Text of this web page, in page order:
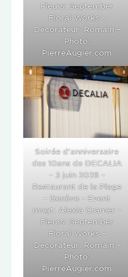
Fleurs: September
Floral Works –
Décorateur: Romain –
Photo:
PierreAugier.com
Soirée d’anniversaire
des 10ans de DECALIA
– 3 juin 2026 –
Restaurant de la Plage
– Genève – Event
mngt: Alexia Cramer –
Fleurs: September
Floral Works –
Décorateur: Romain –
Photo:
PierreAugier.com